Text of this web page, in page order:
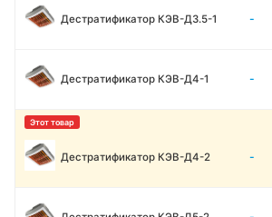
Дестратификатор КЭВ-Д3.5-1 -
Дестратификатор КЭВ-Д4-1 -
Дестратификатор КЭВ-Д4-2 -